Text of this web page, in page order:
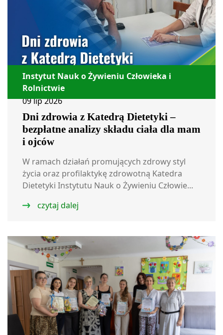
Instytut Nauk o Żywieniu Człowieka i
Rolnictwie
09 lip 2026
Dni zdrowia z Katedrą Dietetyki –
bezpłatne analizy składu ciała dla mam
i ojców
W ramach działań promujących zdrowy styl
życia oraz profilaktykę zdrowotną Katedra
Dietetyki Instytutu Nauk o Żywieniu Człowie...
czytaj dalej